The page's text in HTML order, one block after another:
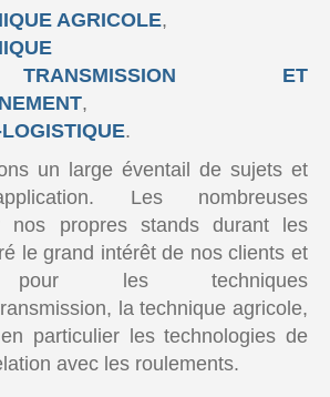
AGRICOLE,
ET
,
.
un large éventail de sujets et
Les nombreuses
nos propres stands durant les
le grand intérêt de nos clients et
pour les techniques
la technique agricole,
particulier les technologies de
avec les roulements.